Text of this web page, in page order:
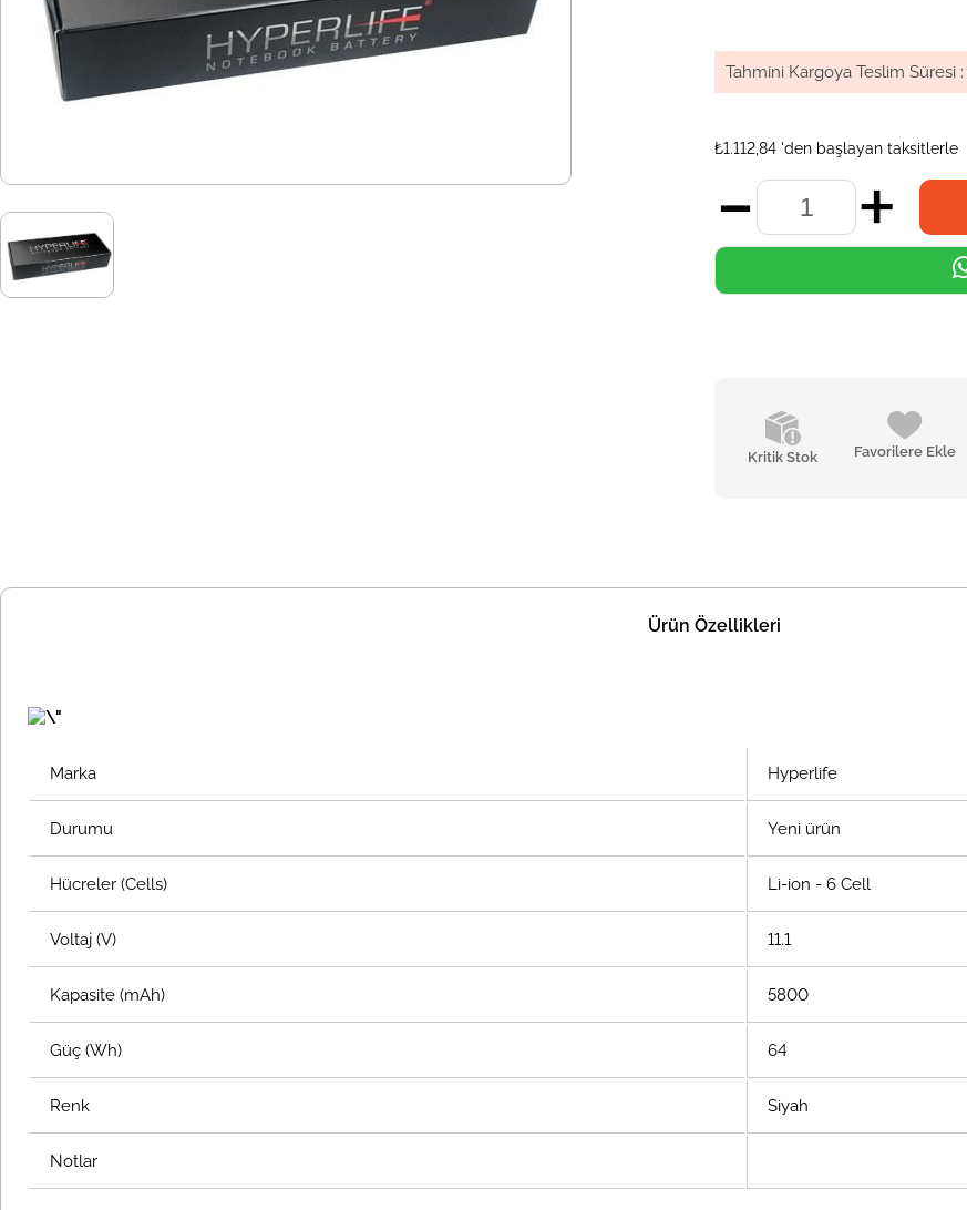
Tahmini Kargoya Teslim Süresi :
₺1.112,84 'den başlayan taksitlerle
Kritik Stok Favorilere Ekle
Ürün Özellikleri
Marka Hyperlife
Durumu Yeni ürün
Hücreler (Cells) Li-ion - 6 Cell
Voltaj (V) 11.1
Kapasite (mAh) 5800
Güç (Wh) 64
Renk Siyah
Notlar